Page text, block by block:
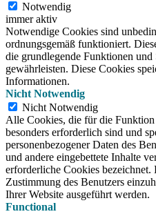
Notwendig
immer aktiv
Notwendige Cookies sind
ordnungsgemäß funktioniert.
die grundlegende Funktionen
gewährleisten. Diese Cookies
Informationen.
Nicht Notwendig
Nicht Notwendig
Alle Cookies, die für die
besonders erforderlich sind und
personenbezogener Daten des
und andere eingebettete Inhalte
erforderliche Cookies bezeichnet.
Zustimmung des Benutzers
Ihrer Website ausgeführt werden.
Functional